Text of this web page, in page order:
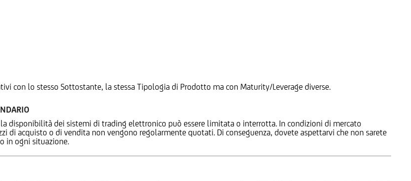
con lo stesso Sottostante, la stessa Tipologia di Prodotto ma con Maturity/Leverage diverse.
disponibilità dei sistemi di trading elettronico può essere limitata o interrotta. In condizioni di mercato
di acquisto o di vendita non vengono regolarmente quotati. Di conseguenza, dovete aspettarvi che non sarete
in ogni situazione.